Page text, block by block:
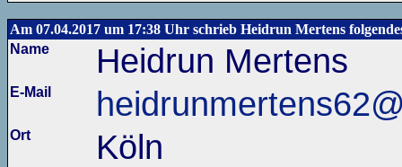
Am 07.04.2017 um 17:38 Uhr schrieb Heidrun Mertens
Name
Heidrun Mertens
E-Mail
Ort Köln